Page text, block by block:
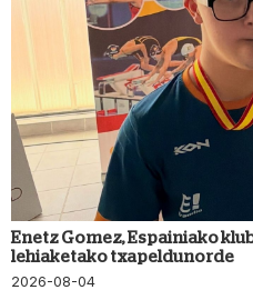
Enetz Gomez, Espainiako
lehiaketako txapeldunorde
2026-08-04